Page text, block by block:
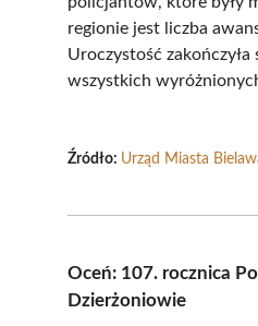
regionie jest liczba
Uroczystość
wszystkich
Źródło: Urząd Miasta
Oceń: 107. rocznica
Dzierżoniowie